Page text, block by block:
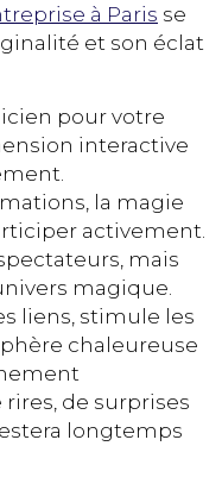
à Paris se
et son éclat
pour votre
interactive
la magie
activement.
mais
magique.
liens, stimule les
chaleureuse
de surprises
longtemps